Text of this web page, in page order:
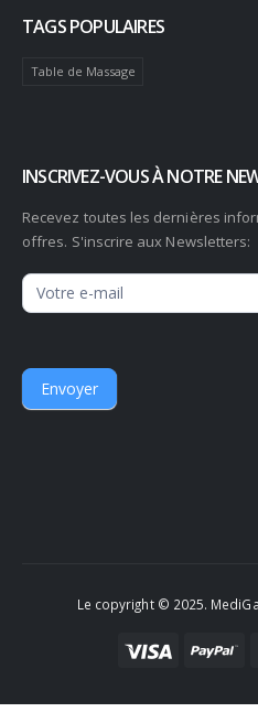
TAGS POPULAIRES
Table de Massage
INSCRIVEZ-VOUS À NOTRE
Recevez toutes les dernières
offres. S'inscrire aux Newsletters:
Newsletter
Envoyer
Le copyright © 2025.